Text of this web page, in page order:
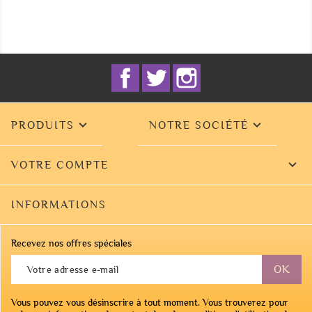
FacebookTwitter
PRODUITS  NOTRE SOCIÉTÉ 
VOTRE COMPTE 
INFORMATIONS
Recevez nos offres spéciales
Vous pouvez vous désinscrire à tout moment. Vous trouverez pour